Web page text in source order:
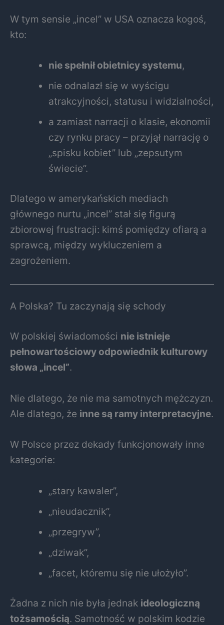
W tym sensie „incel” w USA oznacza kogoś,
kto:
nie spełnił obietnicy systemu,
nie odnalazł się w wyścigu
atrakcyjności, statusu i widzialności,
a zamiast narracji o klasie, ekonomii
czy rynku pracy – przyjął narrację o
„spisku kobiet” lub „zepsutym
świecie”.
Dlatego w amerykańskich mediach
głównego nurtu „incel” stał się figurą
zbiorowej frustracji: kimś pomiędzy ofiarą a
sprawcą, między wykluczeniem a
zagrożeniem.
A Polska? Tu zaczynają się schody
W polskiej świadomości nie istnieje
pełnowartościowy odpowiednik kulturowy
słowa „incel”.
Nie dlatego, że nie ma samotnych mężczyzn.
Ale dlatego, że inne są ramy interpretacyjne.
W Polsce przez dekady funkcjonowały inne
kategorie:
„stary kawaler”,
„nieudacznik”,
„przegryw”,
„dziwak”,
„facet, któremu się nie ułożyło”.
Żadna z nich nie była jednak ideologiczną
tożsamością. Samotność w polskim kodzie